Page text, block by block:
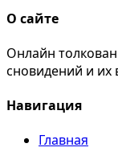
О сайте
Онлайн
сновидений и их
Навигация
Главная